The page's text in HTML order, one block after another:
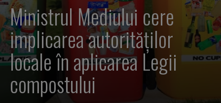
Ministrul Mediului cere
implicarea autorităților
locale în aplicarea Legii
compostului